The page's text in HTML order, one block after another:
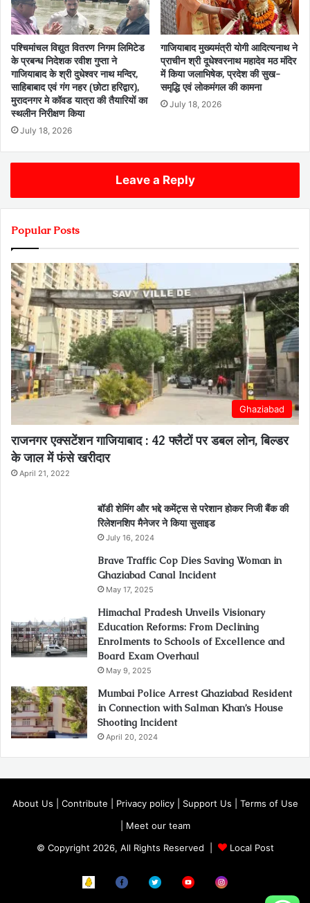
पश्चिमांचल विद्युत वितरण निगम लिमिटेड
के प्रबन्ध निदेशक रवीश गुप्ता ने
गाजियाबाद के श्री दुधेश्वर नाथ मन्दिर,
साहिबाबाद एवं गंग नहर (छोटा हरिद्वार),
मुरादनगर मे कॉवड यात्रा की तैयारियों का
स्थलीन निरीक्षण किया
July 18, 2026
गाजियाबाद मुख्यमंत्री योगी आदित्यनाथ ने
प्राचीन श्री दूधेश्वरनाथ महादेव मठ मंदिर
में किया जलाभिषेक, प्रदेश की सुख-
समृद्धि एवं लोकमंगल की कामना
July 18, 2026
Leave a Reply
Popular Posts
Ghaziabad
राजनगर एक्सटेंशन गाजियाबाद : 42 फ्लैटों पर डबल लोन, बिल्डर
के जाल में फंसे खरीदार
April 21, 2022
बॉडी शेमिंग और भद्दे कमेंट्स से परेशान होकर निजी बैंक की
रिलेशनशिप मैनेजर ने किया सुसाइड
July 16, 2024
Brave Traffic Cop Dies Saving Woman in
Ghaziabad Canal Incident
May 17, 2025
Himachal Pradesh Unveils Visionary
Education Reforms: From Declining
Enrolments to Schools of Excellence and
Board Exam Overhaul
May 9, 2025
Mumbai Police Arrest Ghaziabad Resident
in Connection with Salman Khan’s House
Shooting Incident
April 20, 2024
About Us Contribute Privacy policy| Support Us
Terms of Use
Meet our team
© Copyright 2026, All Rights Reserved |
Local Post
Koo FB Twitter Youtube